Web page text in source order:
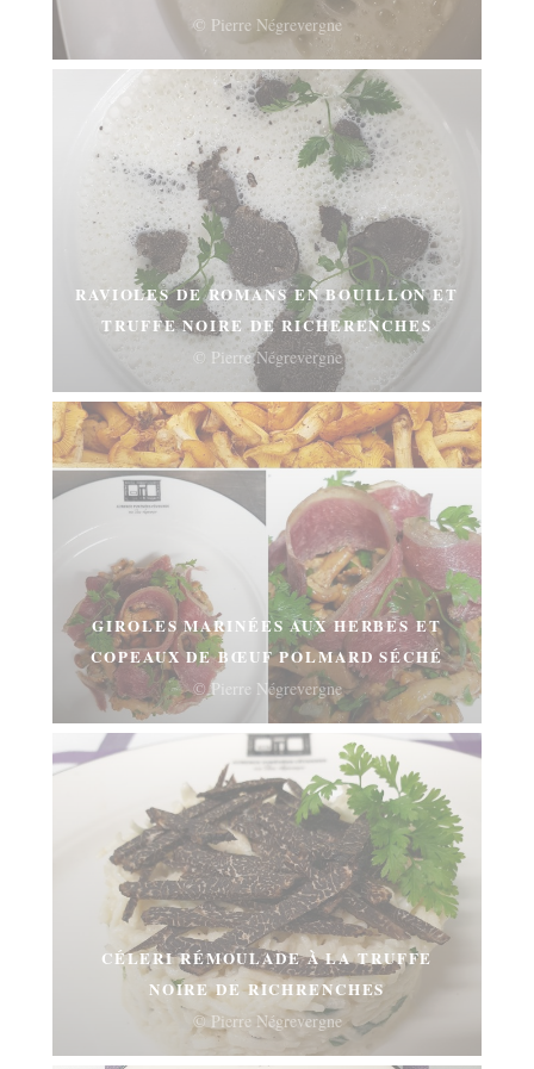
© Pierre Négrevergne
RAVIOLES DE ROMANS EN BOUILLON ET
TRUFFE NOIRE DE RICHERENCHES
© Pierre Négrevergne
GIROLES MARINÉES AUX HERBES ET
COPEAUX DE BŒUF POLMARD SÉCHÉ
© Pierre Négrevergne
CÉLERI RÉMOULADE À LA TRUFFE
NOIRE DE RICHRENCHES
© Pierre Négrevergne